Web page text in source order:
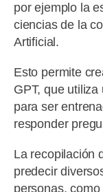
por ejemplo la
ciencias de la
Artificial.
Esto permite
GPT, que
para ser
responder
La recopilación
predecir
personas,